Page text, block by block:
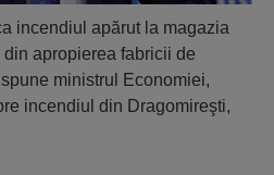
incendiul apărut la magazia
apropierea fabricii de
ministrul Economiei,
incendiul din Dragomireşti,